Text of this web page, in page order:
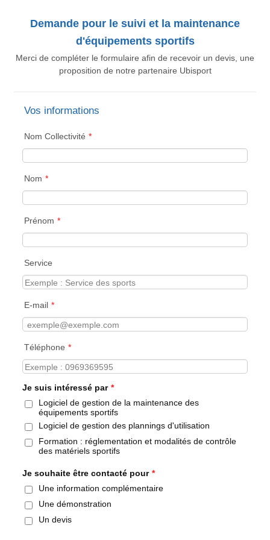
Demande pour le suivi et la maintenance
d'équipements sportifs
Merci de compléter le formulaire afin de recevoir un devis, une
proposition de notre partenaire Ubisport
Vos informations
Nom Collectivité *
Nom *
Prénom *
Service
E-mail *
Téléphone *
Je suis intéressé par *
Logiciel de gestion de la maintenance des
équipements sportifs
Logiciel de gestion des plannings d'utilisation
Formation : réglementation et modalités de contrôle
des matériels sportifs
Je souhaite être contacté pour *
Une information complémentaire
Une démonstration
Un devis